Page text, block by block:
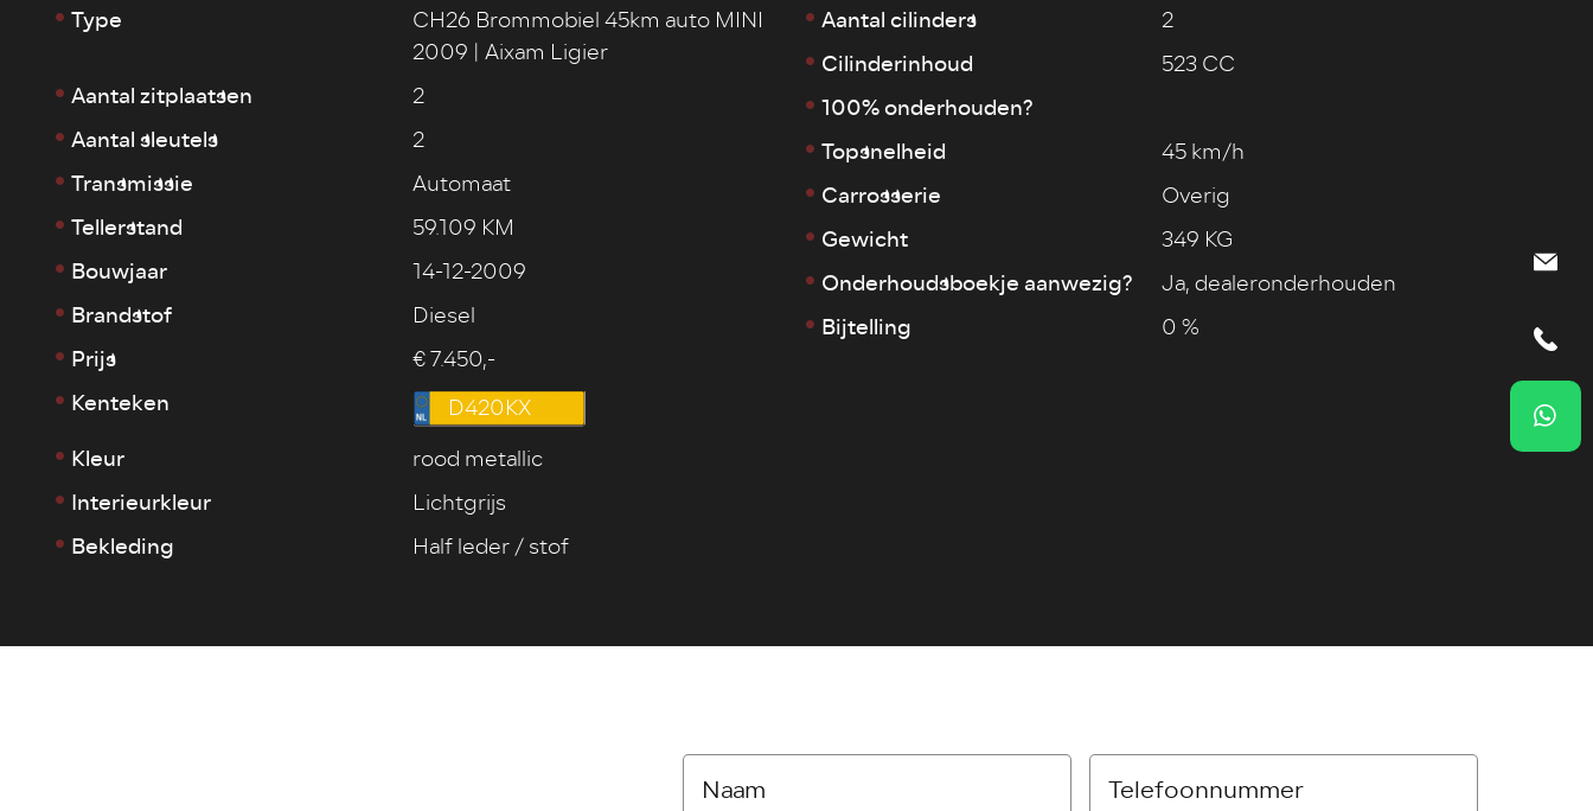
Type
CH26 Brommobiel 45km auto MINI
2009 | Aixam Ligier
Aantal zitplaatsen 2
Aantal sleutels 2
Transmissie Automaat
Tellerstand 59.109 KM
Bouwjaar 14-12-2009
Brandstof Diesel
Prijs € 7.450,-
Kenteken D420KX
Kleur rood metallic
Interieurkleur Lichtgrijs
Bekleding Half leder / stof
Aantal cilinders 2
Cilinderinhoud 523 CC
100% onderhouden?
Topsnelheid
45 km/h
Carrosserie Overig
Gewicht 349 KG
Onderhoudsboekje aanwezig? Ja, dealeronderhouden
Bijtelling 0 %